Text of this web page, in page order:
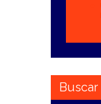
Buscar